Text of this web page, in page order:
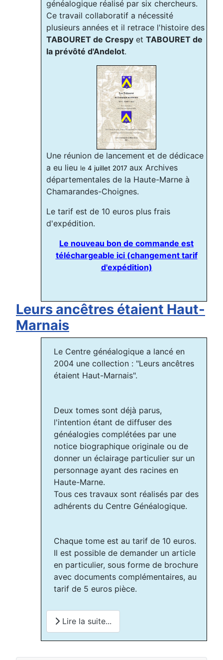
généalogique réalisé par six chercheurs.
Ce travail collaboratif a nécessité
plusieurs années et il retrace l'histoire des
TABOURET de Crespy et TABOURET de
la prévôté d'Andelot.
Une réunion de lancement et de dédicace
a eu lieu le 4 juillet 2017 aux Archives
départementales de la Haute-Marne à
Chamarandes-Choignes.
Le tarif est de 10 euros plus frais
d'expédition.
Le nouveau bon de commande est
téléchargeable ici (changement tarif
d'expédition)
Leurs ancêtres étaient Haut-
Marnais
Le Centre généalogique a lancé en
2004 une collection : "Leurs ancêtres
étaient Haut-Marnais".
Deux tomes sont déjà parus,
l'intention étant de diffuser des
généalogies complétées par une
notice biographique originale ou de
donner un éclairage particulier sur un
personnage ayant des racines en
Haute-Marne.
Tous ces travaux sont réalisés par des
adhérents du Centre Généalogique.
Chaque tome est au tarif de 10 euros.
Il est possible de demander un article
en particulier, sous forme de brochure
avec documents complémentaires, au
tarif de 5 euros pièce.
Lire la suite...